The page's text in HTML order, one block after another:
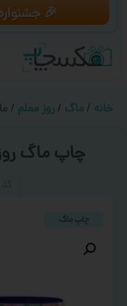
🎉
خانه / ماگ / روز معلم /
چاپ ماگ روز